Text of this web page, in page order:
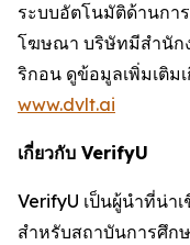
ระบบอัตโนมัติด้านกา
โฆษณา บริษัทมีสำนัก
ริกอน ดูข้อมูลเพิ่มเติม
www.dvlt.ai
เกี่ยวกับ VerifyU
VerifyU เป็นผู้นำที่น่า
สำหรับสถาบันการศึก